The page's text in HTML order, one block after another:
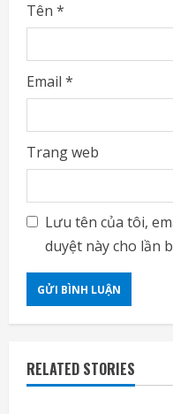
Tên *
Email *
Trang web
Lưu tên của tôi,
duyệt này cho lần
RELATED STORIES